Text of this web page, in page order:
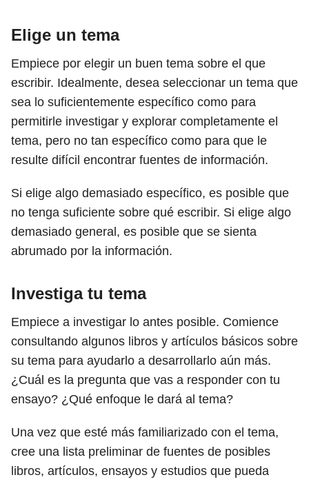
Elige un tema
Empiece por elegir un buen tema sobre el que
escribir. Idealmente, desea seleccionar un tema que
sea lo suficientemente específico como para
permitirle investigar y explorar completamente el
tema, pero no tan específico como para que le
resulte difícil encontrar fuentes de información.
Si elige algo demasiado específico, es posible que
no tenga suficiente sobre qué escribir. Si elige algo
demasiado general, es posible que se sienta
abrumado por la información.
Investiga tu tema
Empiece a investigar lo antes posible. Comience
consultando algunos libros y artículos básicos sobre
su tema para ayudarlo a desarrollarlo aún más.
¿Cuál es la pregunta que vas a responder con tu
ensayo? ¿Qué enfoque le dará al tema?
Una vez que esté más familiarizado con el tema,
cree una lista preliminar de fuentes de posibles
libros, artículos, ensayos y estudios que pueda